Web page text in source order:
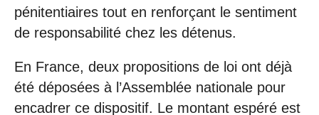
pénitentiaires tout en renforçant le sentiment
de responsabilité chez les détenus.
En France, deux propositions de loi ont déjà
été déposées à l’Assemblée nationale pour
encadrer ce dispositif. Le montant espéré est